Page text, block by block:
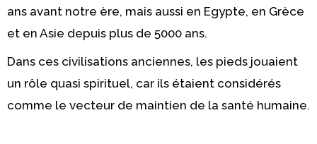
ans avant notre ère, mais aussi en Egypte, en Grèce
et en Asie depuis plus de 5000 ans.
Dans ces civilisations anciennes, les pieds jouaient
un rôle quasi spirituel, car ils étaient considérés
comme le vecteur de maintien de la santé humaine.